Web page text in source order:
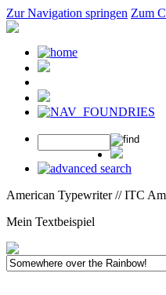
Zur Navigation springen Zum
American Typewriter // ITC
Mein Textbeispiel